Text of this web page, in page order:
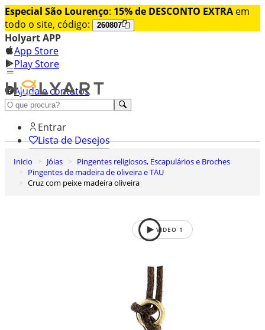
Especial São Lourenço: 15% de DESCONTO EXTRA em
todo o site, código:
260807
Holyart APP
App Store
Play Store
Ajuda e contatos
Conheça premium
Entrar
Lista de Desejos
0
Carrinho de Compras
Inicio Jóias
Pingentes religiosos, Escapulários e Broches
Pingentes de madeira de oliveira e TAU
Cruz com peixe madeira oliveira
VIDEO 1